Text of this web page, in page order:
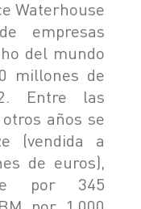
Waterhouse
empresas
del mundo
millones de
Entre las
años se
(vendida a
de euros),
por 345